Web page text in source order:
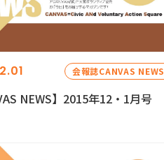
会報誌CANVAS NEWS
NEWS】2015年12・1月号